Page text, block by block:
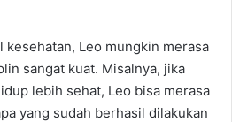
kesehatan, Leo mungkin merasa
sangat kuat. Misalnya, jika
lebih sehat, Leo bisa merasa
yang sudah berhasil dilakukan